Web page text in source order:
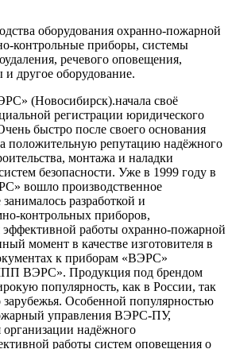
оборудования охранно-пожарной
контрольные приборы, системы
речевого оповещения,
другое оборудование.
(Новосибирск).начала своё
регистрации юридического
быстро после своего основания
положительную репутацию надёжного
монтажа и наладки
безопасности. Уже в 1999 году в
вошло производственное
разработкой и
контрольных приборов,
эффективной работы охранно-пожарной
момент в качестве изготовителя в
к приборам «ВЭРС»
ВЭРС». Продукция под брендом
популярность, как в России, так
Особенной популярностью
управления ВЭРС-ПУ,
надёжного
работы систем оповещения о